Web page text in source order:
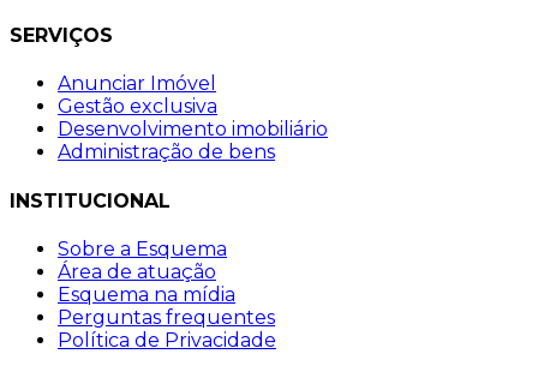
SERVIÇOS
Anunciar Imóvel
Gestão exclusiva
Desenvolvimento imobiliário
Administração de bens
INSTITUCIONAL
Sobre a Esquema
Área de atuação
Esquema na mídia
Perguntas frequentes
Política de Privacidade